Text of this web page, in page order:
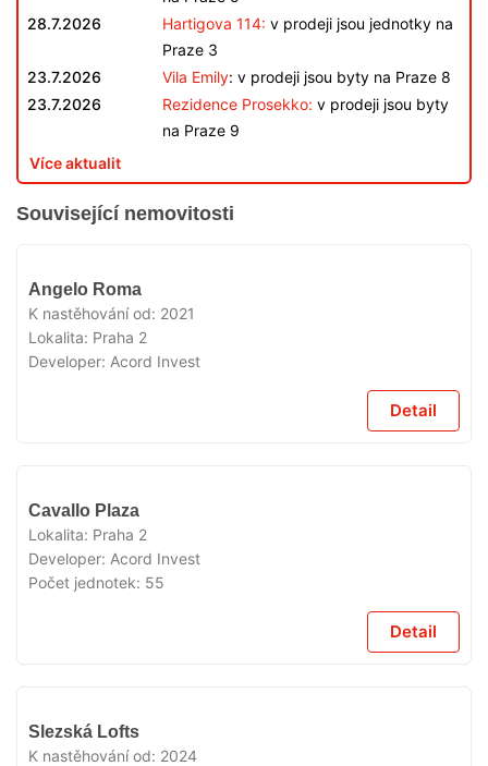
28.7.2026
Hartigova 114: v prodeji jsou jednotky na
Praze 3
23.7.2026
Vila Emily: v prodeji jsou byty na Praze 8
23.7.2026
Rezidence Prosekko: v prodeji jsou byty
na Praze 9
Více aktualit
Související nemovitosti
Angelo Roma
K nastěhování od: 2021
Lokalita: Praha 2
Developer: Acord Invest
Detail
Cavallo Plaza
Lokalita: Praha 2
Developer: Acord Invest
Počet jednotek: 55
Detail
Slezská Lofts
K nastěhování od: 2024